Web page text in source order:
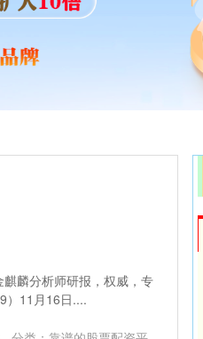
麟分析师研报，权威，专
）11月16日....